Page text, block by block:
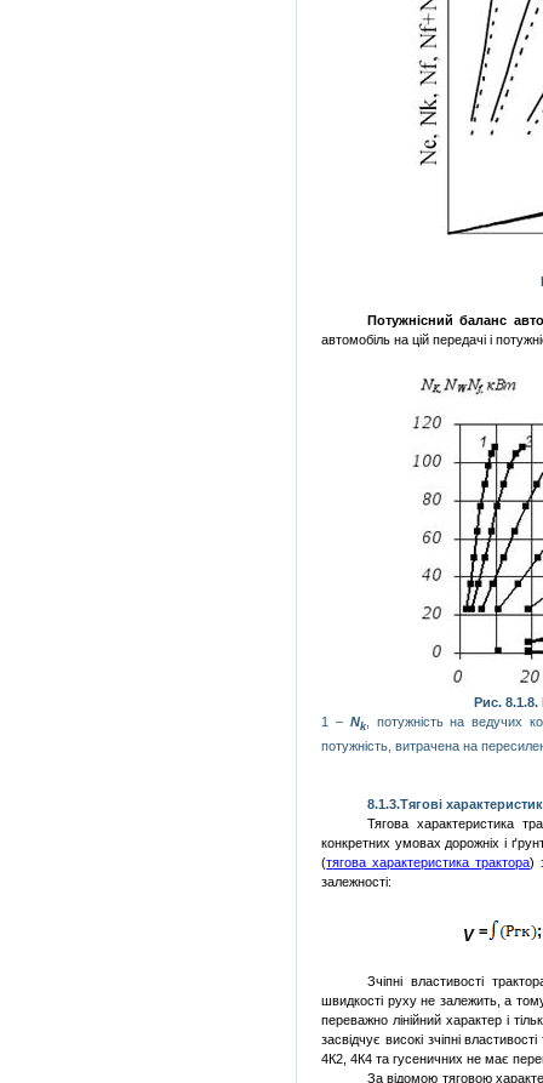
Потужнісний баланс
автомобіль на цій передачі і
Рис.
1 – Nk, потужність на ведучих
потужність, витрачена на
8.1.3.Тягові
Тягова характеристика
конкретних умовах дорожніх і
(тягова характеристика трактора)
залежності:
V=
Зчіпні властивості
швидкості руху не залежить, а
переважно лінійний ха­рактер і
засвідчує високі зчіпні
4К2, 4К4 та гусеничних не має
За відомою тяговою